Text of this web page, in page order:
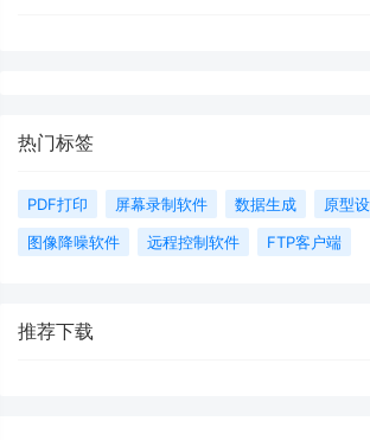
热门标签
PDF打印 屏幕录制软件 数据生成 原型
图像降噪软件
远程控制软件 FTP客户端
推荐下载